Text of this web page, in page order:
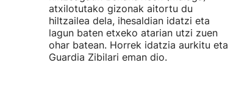
atxilotutako gizonak aitortu du
hiltzailea dela, ihesaldian idatzi eta
lagun baten etxeko atarian utzi zuen
ohar batean. Horrek idatzia aurkitu eta
Guardia Zibilari eman dio.